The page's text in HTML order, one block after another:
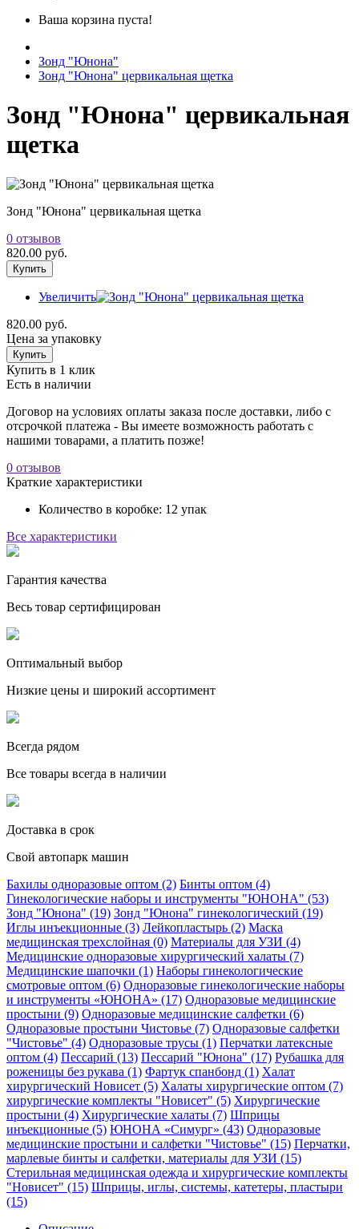
Ваша корзина пуста!
Зонд "Юнона"
Зонд "Юнона" цервикальная щетка
Зонд "Юнона" цервикальная
щетка
Зонд "Юнона" цервикальная щетка
0 отзывов
820.00 руб.
Купить
Увеличить
820.00 руб.
Цена за упаковку
Купить
Купить в 1 клик
Есть в наличии
Договор на условиях оплаты заказа после доставки, либо с
отсрочкой платежа - Вы имеете возможность работать с
нашими товарами, а платить позже!
0 отзывов
Краткие характеристики
Количество в коробке: 12 упак
Все характеристики
Гарантия качества
Весь товар сертифицирован
Оптимальный выбор
Низкие цены и широкий ассортимент
Всегда рядом
Все товары всегда в наличии
Доставка в срок
Свой автопарк машин
Бахилы одноразовые оптом (2) Бинты оптом (4)
Гинекологические наборы и инструменты "ЮНОНА" (53)
Зонд "Юнона" (19) Зонд "Юнона" гинекологический (19)
Иглы инъекционные (3) Лейкопластырь (2) Маска
медицинская трехслойная (0) Материалы для УЗИ (4)
Медицинские одноразовые хирургический халаты (7)
Медицинские шапочки (1) Наборы гинекологические
смотровые оптом (6) Одноразовые гинекологические наборы
и инструменты «ЮНОНА» (17) Одноразовые медицинские
простыни (9) Одноразовые медицинские салфетки (6)
Одноразовые простыни Чистовье (7) Одноразовые салфетки
"Чистовье" (4) Одноразовые трусы (1) Перчатки латексные
оптом (4) Пессарий (13) Пессарий "Юнона" (17) Рубашка для
роженицы без рукава (1) Фартук спанбонд (1) Халат
хирургический Новисет (5) Халаты хирургические оптом (7)
хирургические комплекты "Новисет" (5) Хирургические
простыни (4) Хирургические халаты (7) Шприцы
инъекционные (5) ЮНОНА «Симург» (43) Одноразовые
медицинские простыни и салфетки "Чистовье" (15) Перчатки,
марлевые бинты и салфетки, материалы для УЗИ (15)
Стерильная медицинская одежда и хирургические комплекты
"Новисет" (15) Шприцы, иглы, системы, катетеры, пластыри
(15)